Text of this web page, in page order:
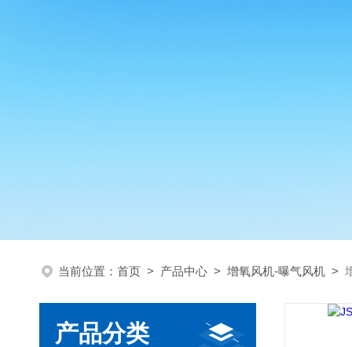
当前位置： 首页 > 产品中心 > 增氧风机-曝气风机 >
产品分类